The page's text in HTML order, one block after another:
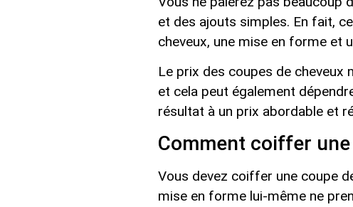
et des ajouts simples. En fait,
cheveux, une mise en forme et
Le prix des coupes de cheveux
et cela peut également
résultat à un prix abordable et
Comment coiffer
Vous devez coiffer une coupe
mise en forme lui-même ne